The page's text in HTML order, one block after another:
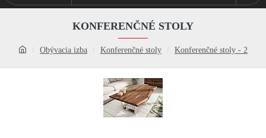
Obývacia izba Konferenčné stoly Konferenčné stoly - 2
KONFERENČNÉ STOLY